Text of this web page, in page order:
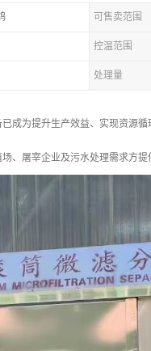
可售卖范围
控温范围
处理量
成为提升生产效益、实现资源循
、屠宰企业及污水处理需求方提